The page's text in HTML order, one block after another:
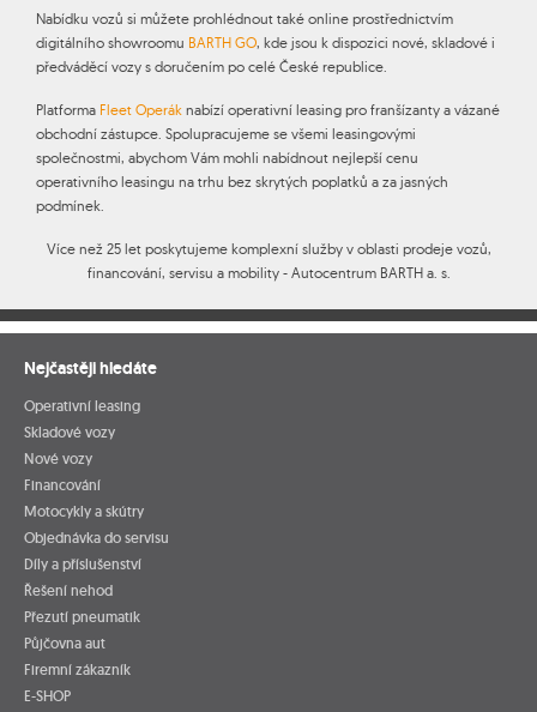
Nabídku vozů si můžete prohlédnout také online prostřednictvím
digitálního showroomu BARTH GO, kde jsou k dispozici nové, skladové i
předváděcí vozy s doručením po celé České republice.
Platforma Fleet Operák nabízí operativní leasing pro franšízanty a vázané
obchodní zástupce. Spolupracujeme se všemi leasingovými
společnostmi, abychom Vám mohli nabídnout nejlepší cenu
operativního leasingu na trhu bez skrytých poplatků a za jasných
podmínek.
Více než 25 let poskytujeme komplexní služby v oblasti prodeje vozů,
financování, servisu a mobility - Autocentrum BARTH a. s.
Nejčastěji hledáte
Operativní leasing
Skladové vozy
Nové vozy
Financování
Motocykly a skútry
Objednávka do servisu
Díly a příslušenství
Řešení nehod
Přezutí pneumatik
Půjčovna aut
Firemní zákazník
E-SHOP